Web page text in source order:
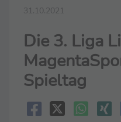
31.10.2021
Die 3. Liga
Spieltag